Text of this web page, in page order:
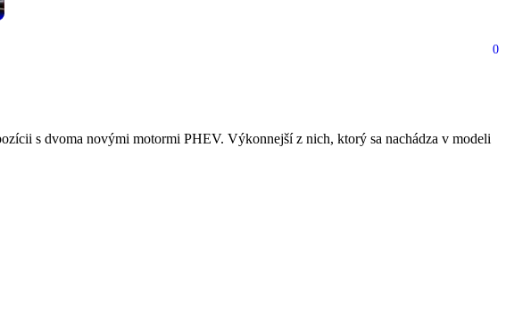
0
s dvoma novými motormi PHEV. Výkonnejší z nich, ktorý sa nachádza v modeli